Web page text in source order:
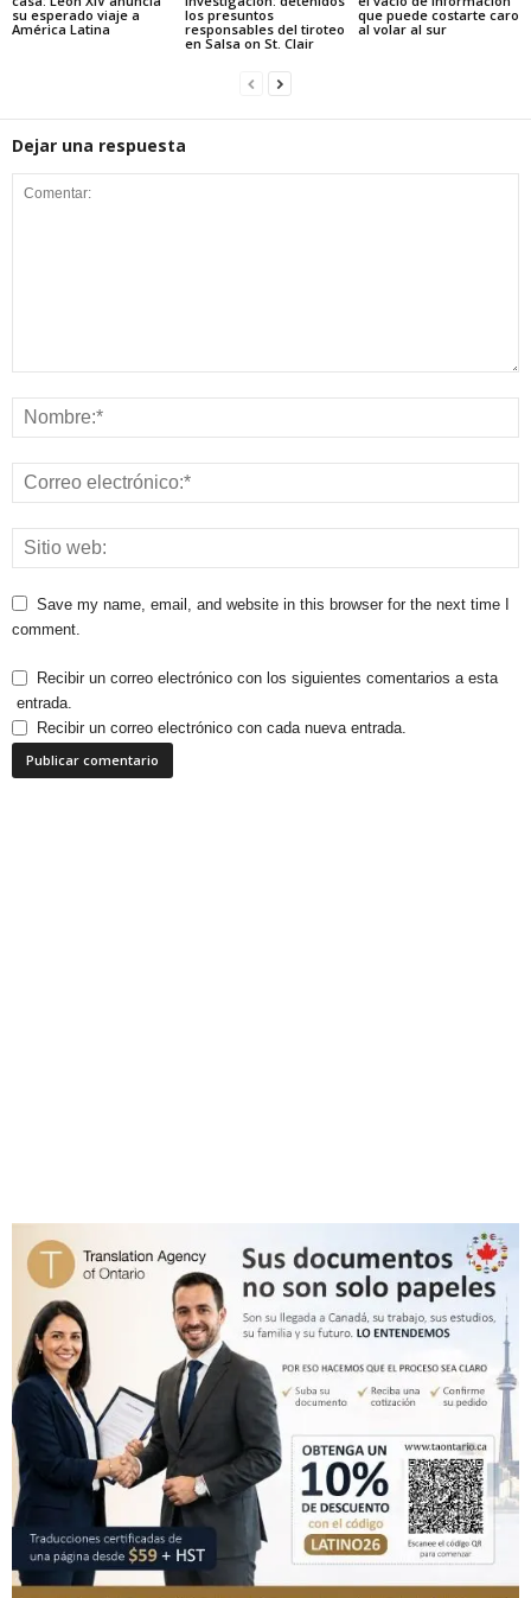
su esperado viaje a
América Latina
los presuntos
responsables del tiroteo
en Salsa on St. Clair
que puede costarte caro
al volar al sur
Dejar una respuesta
Save my name, email, and website in this browser for the next time I
comment.
Recibir un correo electrónico con los siguientes comentarios a esta
entrada.
Recibir un correo electrónico con cada nueva entrada.